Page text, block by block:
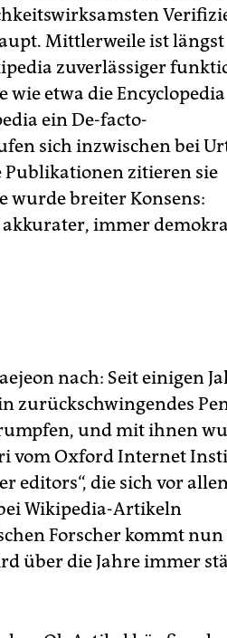
Mittlerweile ist längst
zuverlässiger
etwa die Encyclopedia
ein De-facto-
sich inzwischen bei
zitieren sie
wurde breiter Konsens:
immer
nach: Seit einigen
zurückschwingendes
und mit ihnen
vom Oxford Internet
editors“, die sich vor
Wikipedia-Artikeln
Forscher kommt nun
über die Jahre immer